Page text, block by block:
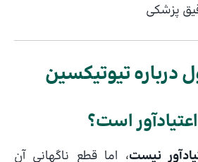
پزشکی
درباره تیوتیکسین
است؟
نیست، اما قطع ناگهانی آن